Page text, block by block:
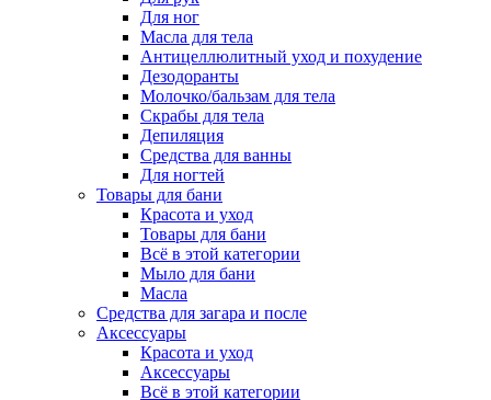
Для ног
Масла для тела
Антицеллюлитный уход и похудение
Дезодоранты
Молочко/бальзам для тела
Скрабы для тела
Депиляция
Средства для ванны
Для ногтей
Товары для бани
Красота и уход
Товары для бани
Всё в этой категории
Мыло для бани
Масла
Средства для загара и после
Аксессуары
Красота и уход
Аксессуары
Всё в этой категории